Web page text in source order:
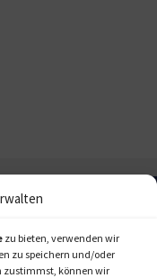
zu bieten, verwenden wir
zu speichern und/oder
zustimmst, können wir